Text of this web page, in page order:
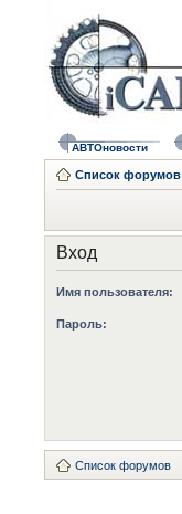
АВТОновости
Список форумов
Вход
Имя пользователя:
Пароль:
Список форумов